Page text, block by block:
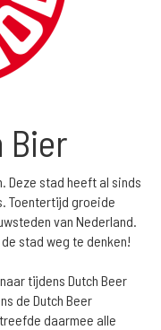
Bier
Deze stad heeft al sinds
Toentertijd groeide
van Nederland.
stad weg te denken!
tijdens Dutch Beer
de Dutch Beer
daarmee alle